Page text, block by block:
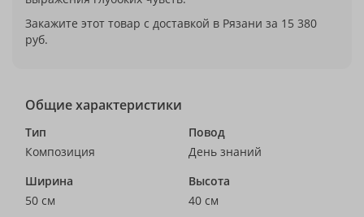
Закажите этот товар с доставкой в Рязани за 15 380
руб.
Общие характеристики
Тип
Композиция
Повод
День знаний
Ширина
50 см
Высота
40 см